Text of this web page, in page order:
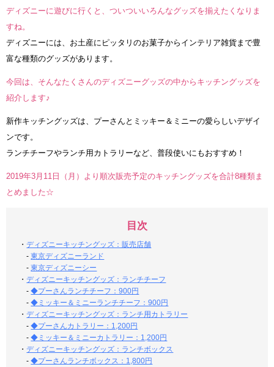
ディズニーに遊びに行くと、ついついいろんなグッズを揃えたくなりま
すね。
ディズニーには、お土産にピッタリのお菓子からインテリア雑貨まで豊
富な種類のグッズがあります。
今回は、そんなたくさんのディズニーグッズの中からキッチングッズを
紹介します♪
新作キッチングッズは、プーさんとミッキー＆ミニーの愛らしいデザイ
ンです。
ランチチーフやランチ用カトラリーなど、普段使いにもおすすめ！
2019年3月11日（月）より順次販売予定のキッチングッズを合計8種類ま
とめました☆
目次
・ディズニーキッチングッズ：販売店舗
-東京ディズニーランド
-東京ディズニーシー
・ディズニーキッチングッズ：ランチチーフ
-◆プーさんランチチーフ：900円
-◆ミッキー＆ミニーランチチーフ：900円
・ディズニーキッチングッズ：ランチ用カトラリー
-◆プーさんカトラリー：1,200円
-◆ミッキー＆ミニーカトラリー：1,200円
・ディズニーキッチングッズ：ランチボックス
-◆プーさんランチボックス：1,800円